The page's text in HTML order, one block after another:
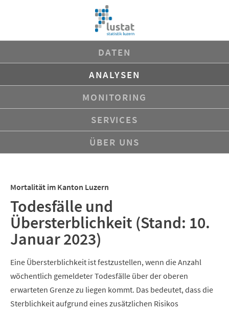
DATEN
ANALYSEN
MONITORING
SERVICES
ÜBER UNS
Mortalität im Kanton Luzern
Todesfälle und
Übersterblichkeit (Stand: 10.
Januar 2023)
Eine Übersterblichkeit ist festzustellen, wenn die Anzahl
wöchentlich gemeldeter Todesfälle über der oberen
erwarteten Grenze zu liegen kommt. Das bedeutet, dass die
Sterblichkeit aufgrund eines zusätzlichen Risikos